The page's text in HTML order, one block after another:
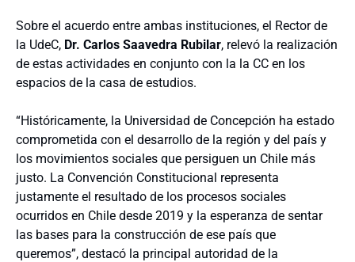
Sobre el acuerdo entre ambas instituciones, el Rector de
la UdeC, Dr. Carlos Saavedra Rubilar, relevó la realización
de estas actividades en conjunto con la la CC en los
espacios de la casa de estudios.
“Históricamente, la Universidad de Concepción ha estado
comprometida con el desarrollo de la región y del país y
los movimientos sociales que persiguen un Chile más
justo. La Convención Constitucional representa
justamente el resultado de los procesos sociales
ocurridos en Chile desde 2019 y la esperanza de sentar
las bases para la construcción de ese país que
queremos”, destacó la principal autoridad de la